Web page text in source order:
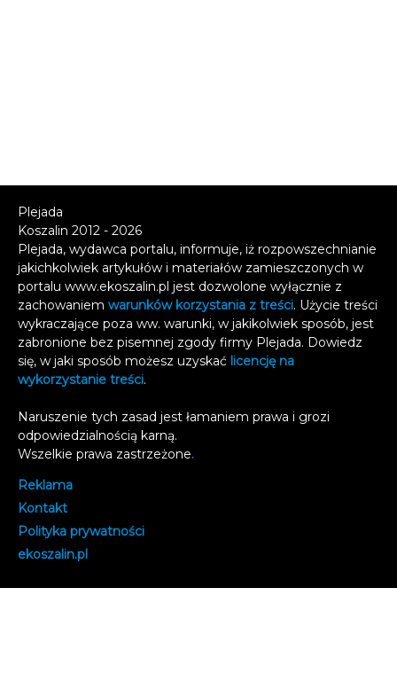
Plejada
Koszalin 2012 - 2026
Plejada, wydawca portalu, informuje, iż rozpowszechnianie
jakichkolwiek artykułów i materiałów zamieszczonych w
portalu www.ekoszalin.pl jest dozwolone wyłącznie z
zachowaniem warunków korzystania z treści. Użycie treści
wykraczające poza ww. warunki, w jakikolwiek sposób, jest
zabronione bez pisemnej zgody firmy Plejada. Dowiedz
się, w jaki sposób możesz uzyskać licencję na
wykorzystanie treści.
Naruszenie tych zasad jest łamaniem prawa i grozi
odpowiedzialnością karną.
Wszelkie prawa zastrzeżone.
Reklama
Kontakt
Polityka prywatności
ekoszalin.pl